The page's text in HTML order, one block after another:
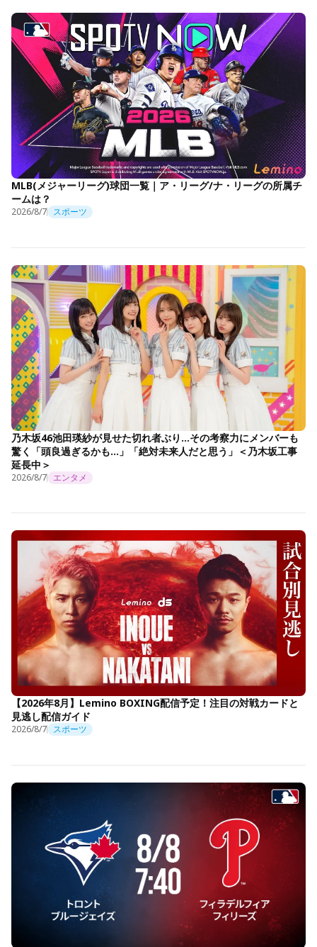
MLB(メジャーリーグ)球団一覧｜ア・リーグ/ナ・リーグの所属チ
ームは？
2026/8/7 スポーツ
乃木坂46池田瑛紗が見せた切れ者ぶり…その考察力にメンバーも
驚く「頭良過ぎるかも…」「絶対未来人だと思う」＜乃木坂工事
延長中＞
2026/8/7 エンタメ
【2026年8月】Lemino BOXING配信予定！注目の対戦カードと
見逃し配信ガイド
2026/8/7 スポーツ